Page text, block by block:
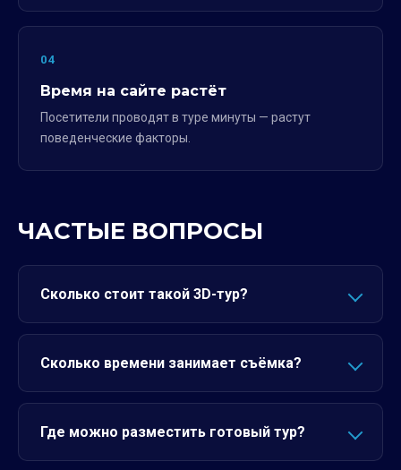
04
Время на сайте растёт
Посетители проводят в туре минуты — растут
поведенческие факторы.
ЧАСТЫЕ ВОПРОСЫ
Сколько стоит такой 3D-тур?
Сколько времени занимает съёмка?
Где можно разместить готовый тур?